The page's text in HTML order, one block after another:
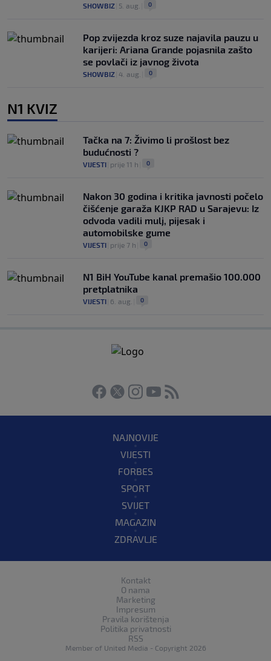
SHOWBIZ 5. aug. 0
Pop zvijezda kroz suze najavila pauzu u
karijeri: Ariana Grande pojasnila zašto
se povlači iz javnog života
SHOWBIZ 4. aug. 0
N1 KVIZ
Tačka na 7: Živimo li prošlost bez
budućnosti ?
VIJESTI prije 11 h 0
Nakon 30 godina i kritika javnosti počelo
čišćenje garaža KJKP RAD u Sarajevu: Iz
odvoda vadili mulj, pijesak i
automobilske gume
VIJESTI prije 7 h 0
N1 BiH YouTube kanal premašio 100.000
pretplatnika
VIJESTI 6. aug. 0
NAJNOVIJE
VIJESTI
FORBES
SPORT
SVIJET
MAGAZIN
ZDRAVLJE
Kontakt
O nama
Marketing
Impresum
Pravila korištenja
Politika privatnosti
RSS
Member of United Media - Copyright 2026